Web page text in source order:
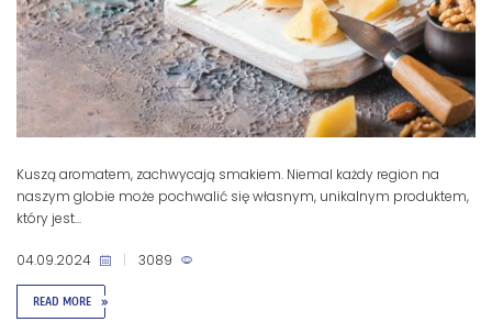
Kuszą aromatem, zachwycają smakiem. Niemal każdy region na
naszym globie może pochwalić się własnym, unikalnym produktem,
który jest...
READ MORE »
04.09.2024 3089